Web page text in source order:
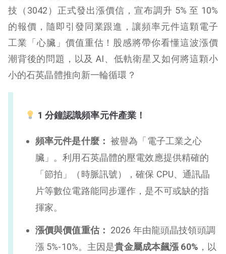
全球頻率元件產業：日台之爭與區域化
頻率元件未來展望
結論
技（3042）正式發出漲價信，宣布調升 5% 至 10%
的報價，隨即引發同業跟進，讓頻率元件這顆電子
工業「心臟」價值重估！股感將帶你看懂這波漲價
潮背後的問題，以及 AI、低軌衛星又如何將這顆小
小的石英晶體推向新一輪循環？
1 分鐘認識頻率元件產業！
頻率元件是什麼： 被譽為「電子工業之心
臟」。利用石英晶體的壓電效應提供精確的
「節拍」（時脈訊號），確保 CPU、通訊晶
片等數位電路能同步運作，是不可或缺的指
揮家。
漲價與價值重估： 2026 年由龍頭晶技領頭調
漲 5%-10%。主因是貴金屬成本飆漲 60% ，以